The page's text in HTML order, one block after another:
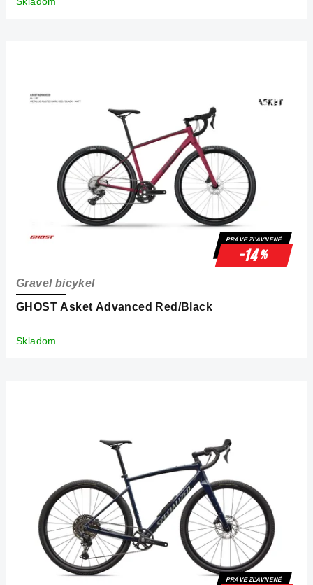
PRÁVE ZĽAVNENÉ
-14%
GHOST Asket Advanced Red/Black
Gravel bicykel
Skladom
PRÁVE ZĽAVNENÉ